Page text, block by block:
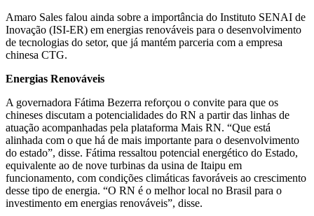
Amaro Sales falou ainda sobre a importância do Instituto SENAI de
Inovação (ISI-ER) em energias renováveis para o desenvolvimento
de tecnologias do setor, que já mantém parceria com a empresa
chinesa CTG.
Energias Renováveis
A governadora Fátima Bezerra reforçou o convite para que os
chineses discutam a potencialidades do RN a partir das linhas de
atuação acompanhadas pela plataforma Mais RN. “Que está
alinhada com o que há de mais importante para o desenvolvimento
do estado”, disse. Fátima ressaltou potencial energético do Estado,
equivalente ao de nove turbinas da usina de Itaipu em
funcionamento, com condições climáticas favoráveis ao crescimento
desse tipo de energia. “O RN é o melhor local no Brasil para o
investimento em energias renováveis”, disse.